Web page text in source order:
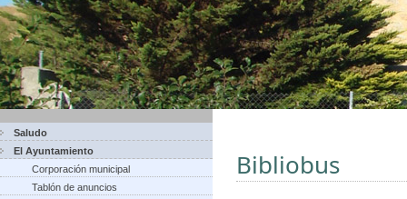
Saludo
El Ayuntamiento
Corporación municipal
Tablón de anuncios
Bibliobus